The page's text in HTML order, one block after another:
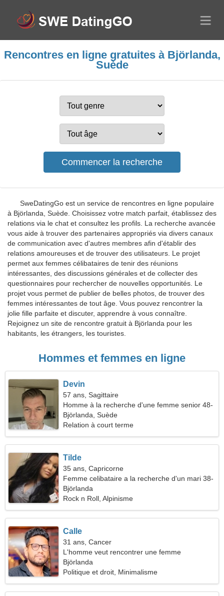
Rencontres en ligne gratuites à Björlanda,
Suède
SweDatingGo est un service de rencontres en ligne populaire
à Björlanda, Suède. Choisissez votre match parfait, établissez des
relations via le chat et consultez les profils. La recherche avancée
vous aide à trouver des partenaires appropriés via divers canaux
de communication avec d'autres membres afin d'établir des
relations amoureuses et de trouver des utilisateurs. Le projet
permet aux femmes célibataires de tenir des réunions
intéressantes, des discussions générales et de collecter des
questionnaires pour rechercher de nouvelles opportunités. Le
projet vous permet de publier de belles photos, de trouver des
femmes intéressantes de tout âge. Vous pouvez rencontrer la
jolie fille parfaite et discuter, apprendre à vous connaître.
Rejoignez un site de rencontre gratuit à Björlanda pour les
habitants, les étrangers, les touristes.
Hommes et femmes en ligne
Devin
57 ans, Sagittaire
Homme à la recherche d'une femme senior 48-
55
Björlanda, Suède
Relation à court terme
Tilde
35 ans, Capricorne
Femme celibataire a la recherche d'un mari 38-
43
Björlanda
Rock n Roll, Alpinisme
Calle
31 ans, Cancer
L'homme veut rencontrer une femme
Björlanda
Politique et droit, Minimalisme